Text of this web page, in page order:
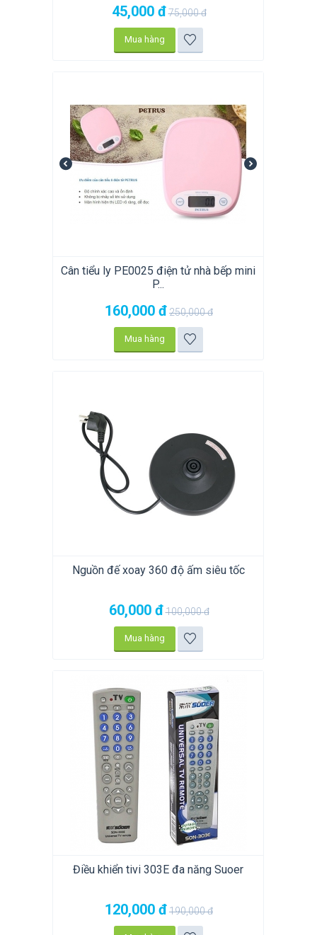
45,000 đ75,000đ
Mua hàng
Cân tiểu ly PE0025 điện tử nhà bếp mini
P...
160,000 đ250,000đ
Mua hàng
Nguồn đế xoay 360 độ ấm siêu tốc
60,000 đ100,000đ
Mua hàng
Điều khiển tivi 303E đa năng Suoer
120,000 đ190,000đ